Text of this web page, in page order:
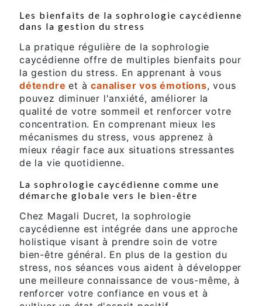
Les bienfaits de la sophrologie caycédienne
dans la gestion du stress
La pratique régulière de la sophrologie
caycédienne offre de multiples bienfaits pour
la gestion du stress. En apprenant à vous
détendreet àcanaliser vos émotions, vous
pouvez diminuer l'anxiété, améliorer la
qualité de votre sommeil et renforcer votre
concentration. En comprenant mieux les
mécanismes du stress, vous apprenez à
mieux réagir face aux situations stressantes
de la vie quotidienne.
La sophrologie caycédienne comme une
démarche globale vers le bien-être
Chez Magali Ducret, la sophrologie
caycédienne est intégrée dans une approche
holistique visant à prendre soin de votre
bien-être général. En plus de la gestion du
stress, nos séances vous aident à développer
une meilleure connaissance de vous-même, à
renforcer votre confiance en vous et à